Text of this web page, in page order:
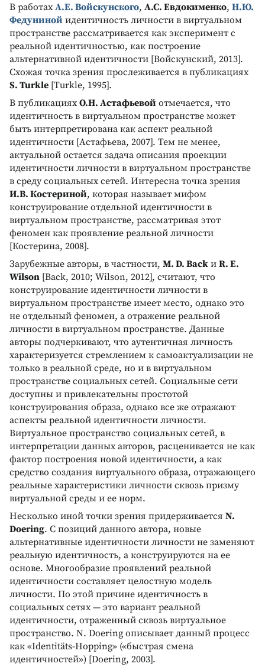
В работахА.Е. Войскунского, А.С. Евдокименко, Н.Ю.
Федуниной идентичность личности в виртуальном
пространстве рассматривается как эксперимент с
реальной идентичностью, как построение
альтернативной идентичности [Войскунский, 2013].
Схожая точка зрения прослеживается в публикациях
S. Turkle [Turkle, 1995].
В публикацияхО.Н. Астафьевой отмечается, что
идентичность в виртуальном пространстве может
быть интерпретирована как аспект реальной
идентичности [Астафьева, 2007]. Тем не менее,
актуальной остается задача описания проекции
идентичности личности в виртуальном пространстве
в среду социальных сетей. Интересна точка зрения
И.В. Костериной, которая называет мифом
конструирование отдельной идентичности в
виртуальном пространстве, рассматривая этот
феномен как проявление реальной личности
[Костерина, 2008].
Зарубежные авторы, в частности, M. D. Back и R. E.
Wilson [Back, 2010; Wilson, 2012], считают, что
конструирование идентичности личности в
виртуальном пространстве имеет место, однако это
не отдельный феномен, а отражение реальной
личности в виртуальном пространстве. Данные
авторы подчеркивают, что аутентичная личность
характеризуется стремлением к самоактуализации не
только в реальной среде, но и в виртуальном
пространстве социальных сетей. Социальные сети
доступны и привлекательны простотой
конструирования образа, однако все же отражают
аспекты реальной идентичности личности.
Виртуальное пространство социальных сетей, в
интерпретации данных авторов, расценивается не как
фактор построения новой идентичности, а как
средство создания виртуального образа, отражающего
реальные характеристики личности сквозь призму
виртуальной среды и ее норм.
Несколько иной точки зрения придерживается N.
Doering. С позиций данного автора, новые
альтернативные идентичности личности не заменяют
реальную идентичность, а конструируются на ее
основе. Многообразие проявлений реальной
идентичности составляет целостную модель
личности. По этой причине идентичность в
социальных сетях — это вариант реальной
идентичности, отраженный сквозь виртуальное
пространство. N. Doering описывает данный процесс
как «Identitäts-Hopping» («быстрая смена
идентичностей») [Doering, 2003].